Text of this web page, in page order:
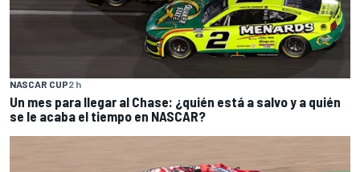
NASCAR CUP2 h
Un mes para llegar al Chase: ¿quién está a salvo y a quién
se le acaba el tiempo en NASCAR?